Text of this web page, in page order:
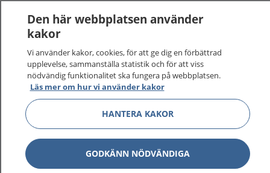
Den här webbplatsen använder
kakor
Vi använder kakor, cookies, för att ge dig en förbättrad
upplevelse, sammanställa statistik och för att viss
nödvändig funktionalitet ska fungera på webbplatsen.
Läs mer om hur vi använder kakor
HANTERA KAKOR
GODKÄNN NÖDVÄNDIGA